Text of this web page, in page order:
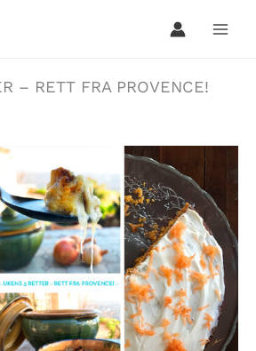
– RETT FRA PROVENCE!